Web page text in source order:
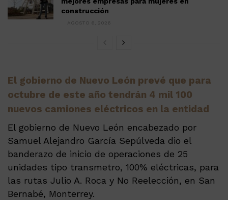
construcción
AGOSTO 6, 2026
El gobierno de Nuevo León prevé que para
octubre de este año tendrán 4 mil 100
nuevos camiones eléctricos en la entidad
El gobierno de Nuevo León encabezado por
Samuel Alejandro García Sepúlveda dio el
banderazo de inicio de operaciones de 25
unidades tipo transmetro, 100% eléctricas, para
las rutas Julio A. Roca y No Reelección, en San
Bernabé, Monterrey.